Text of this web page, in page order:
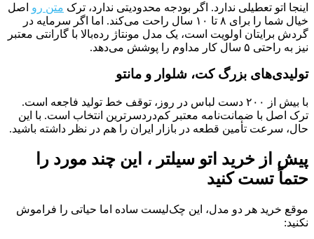
اینجا اتو تعطیلی ندارد. اگر بودجه محدودیتی ندارد، ترک متن رو اصل
خیال شما را برای ۸ تا ۱۰ سال راحت می‌کند. اما اگر سرمایه در
گردش برایتان اولویت است، یک مدل مونتاژ رده‌بالا با گارانتی معتبر
نیز به راحتی ۵ سال کار مداوم را پوشش می‌دهد.
تولیدی‌های بزرگ کت، شلوار و مانتو
با بیش از ۲۰۰ دست لباس در روز، توقف خط تولید فاجعه است.
ترک اصل با ضمانت‌نامه معتبر کم‌دردسرترین انتخاب است. با این
حال، سرعت تأمین قطعه در بازار ایران را هم در نظر داشته باشید.
پیش از خرید اتو سیلتر ، این چند مورد را
حتماً تست کنید
موقع خرید هر دو مدل، این چک‌لیست ساده اما حیاتی را فراموش
نکنید: